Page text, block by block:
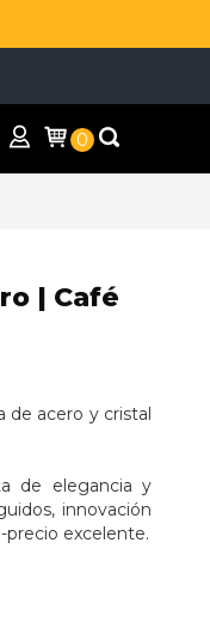
0
| Café
de acero y cristal
de elegancia y
innovación
excelente.